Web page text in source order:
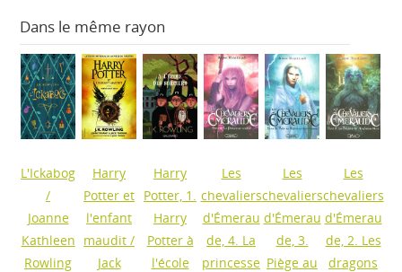
Dans le même rayon
L'Ickabog
/
Joanne
Kathleen
Rowling
Harry
Potter et
l'enfant
maudit /
Jack
Harry
Potter, 1.
Harry
Potter à
l'école
Les
chevaliers
d'Émerau
de, 4. La
princesse
Les
chevaliers
d'Émerau
de, 3.
Piège au
Les
chevaliers
d'Émerau
de, 2. Les
dragons